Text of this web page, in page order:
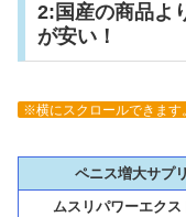
2:国産の商品よ
が安い！
※横にスクロールできます。
ペニス増大サプリ
ムスリパワーエクス